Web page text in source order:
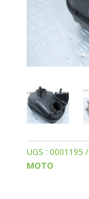
UGS : 0001195
MOTO